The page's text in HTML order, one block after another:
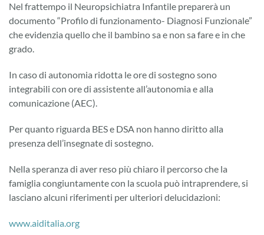
Nel frattempo il Neuropsichiatra Infantile preparerà un
documento “Profilo di funzionamento- Diagnosi Funzionale”
che evidenzia quello che il bambino sa e non sa fare e in che
grado.
In caso di autonomia ridotta le ore di sostegno sono
integrabili con ore di assistente all’autonomia e alla
comunicazione (AEC).
Per quanto riguarda BES e DSA non hanno diritto alla
presenza dell’insegnate di sostegno.
Nella speranza di aver reso più chiaro il percorso che la
famiglia congiuntamente con la scuola può intraprendere, si
lasciano alcuni riferimenti per ulteriori delucidazioni:
www.aiditalia.org